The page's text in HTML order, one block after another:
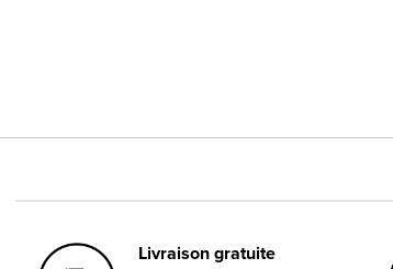
Livraison gratuite